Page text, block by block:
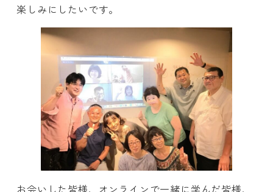
楽しみにしたいです。
お会いした皆様、オンラインで一緒に学んだ皆様、